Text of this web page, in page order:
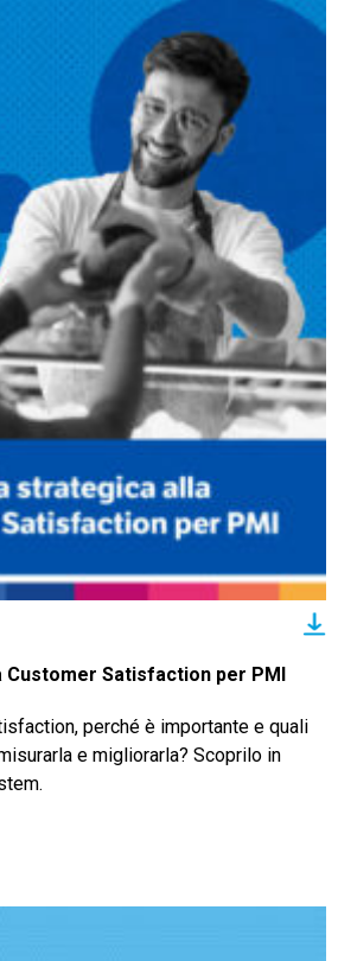
Customer Satisfaction per PMI
perché è importante e quali
e migliorarla? Scoprilo in